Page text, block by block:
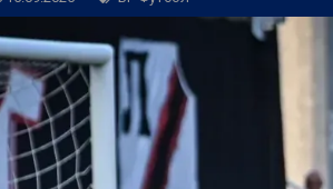
БГ Футбол:Веласкес: Очаква ни труден мач
Европейски футбол: Официално: Реал